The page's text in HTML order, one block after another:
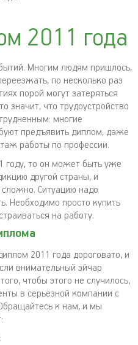
2011 года
Многим людям пришлось,
по несколько раз
порой могут затеряться
значит, что трудоустройство
многие
предъявить диплом, даже
работы по профессии.
году, то он может быть уже
другой страны, и
Ситуацию надо
Необходимо просто купить
на работу.
2011 года дороговато, и
внимательный эйчар
чтобы этого не случилось,
в серьезной компании с
к нам, и мы